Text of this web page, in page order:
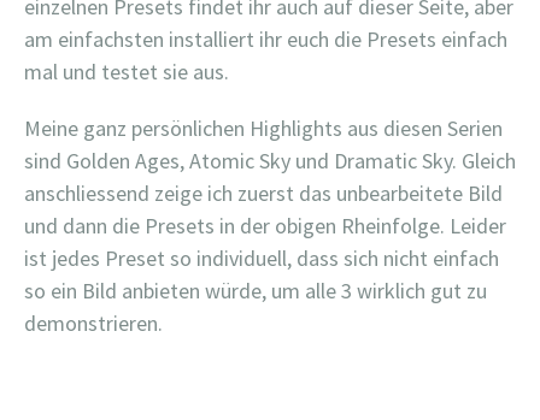
einzelnen Presets findet ihr auch auf dieser Seite, aber
am einfachsten installiert ihr euch die Presets einfach
mal und testet sie aus.
Meine ganz persönlichen Highlights aus diesen Serien
sind Golden Ages, Atomic Sky und Dramatic Sky. Gleich
anschliessend zeige ich zuerst das unbearbeitete Bild
und dann die Presets in der obigen Rheinfolge. Leider
ist jedes Preset so individuell, dass sich nicht einfach
so ein Bild anbieten würde, um alle 3 wirklich gut zu
demonstrieren.